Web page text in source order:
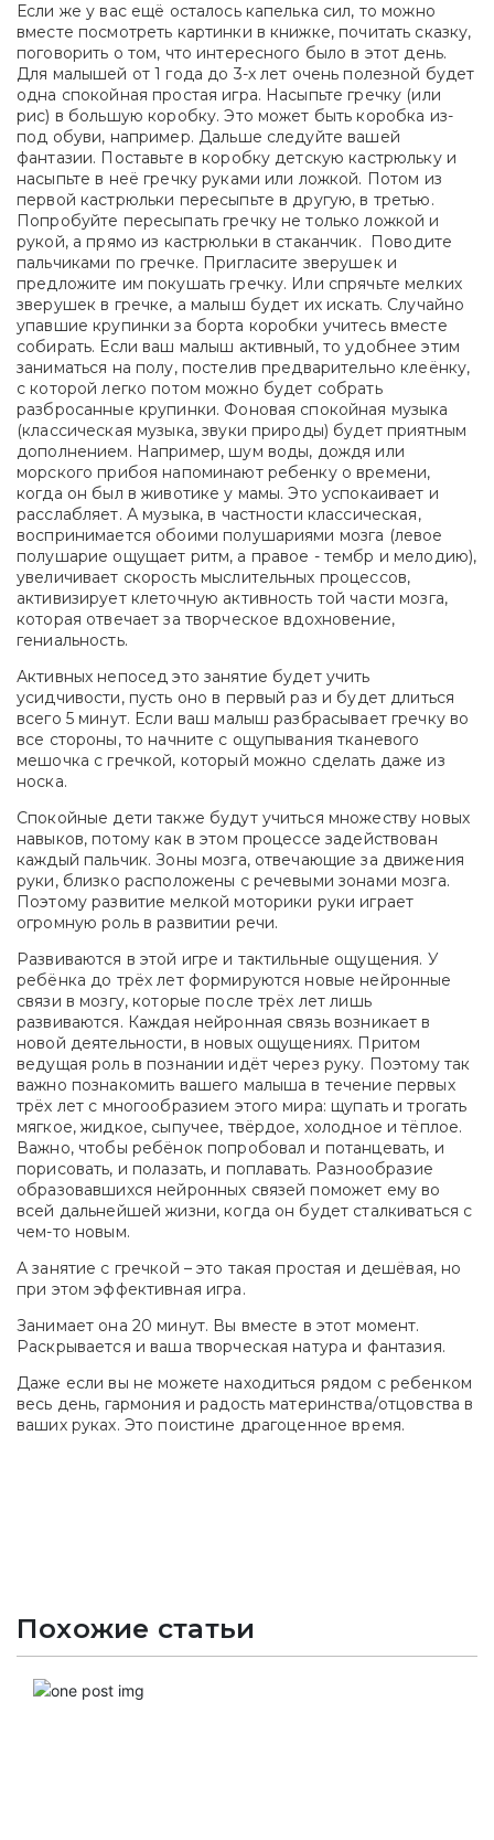
Если же у вас ещё осталось капелька сил, то можно
вместе посмотреть картинки в книжке, почитать сказку,
поговорить о том, что интересного было в этот день.
Для малышей от 1 года до 3-х лет очень полезной будет
одна спокойная простая игра. Насыпьте гречку (или
рис) в большую коробку. Это может быть коробка из-
под обуви, например. Дальше следуйте вашей
фантазии. Поставьте в коробку детскую кастрюльку и
насыпьте в неё гречку руками или ложкой. Потом из
первой кастрюльки пересыпьте в другую, в третью.
Попробуйте пересыпать гречку не только ложкой и
рукой, а прямо из кастрюльки в стаканчик. Поводите
пальчиками по гречке. Пригласите зверушек и
предложите им покушать гречку. Или спрячьте мелких
зверушек в гречке, а малыш будет их искать. Случайно
упавшие крупинки за борта коробки учитесь вместе
собирать. Если ваш малыш активный, то удобнее этим
заниматься на полу, постелив предварительно клеёнку,
с которой легко потом можно будет собрать
разбросанные крупинки. Фоновая спокойная музыка
(классическая музыка, звуки природы) будет приятным
дополнением. Например, шум воды, дождя или
морского прибоя напоминают ребенку о времени,
когда он был в животике у мамы. Это успокаивает и
расслабляет. А музыка, в частности классическая,
воспринимается обоими полушариями мозга (левое
полушарие ощущает ритм, а правое - тембр и мелодию),
увеличивает скорость мыслительных процессов,
активизирует клеточную активность той части мозга,
которая отвечает за творческое вдохновение,
гениальность.
Активных непосед это занятие будет учить
усидчивости, пусть оно в первый раз и будет длиться
всего 5 минут. Если ваш малыш разбрасывает гречку во
все стороны, то начните с ощупывания тканевого
мешочка с гречкой, который можно сделать даже из
носка.
Спокойные дети также будут учиться множеству новых
навыков, потому как в этом процессе задействован
каждый пальчик. Зоны мозга, отвечающие за движения
руки, близко расположены с речевыми зонами мозга.
Поэтому развитие мелкой моторики руки играет
огромную роль в развитии речи.
Развиваются в этой игре и тактильные ощущения. У
ребёнка до трёх лет формируются новые нейронные
связи в мозгу, которые после трёх лет лишь
развиваются. Каждая нейронная связь возникает в
новой деятельности, в новых ощущениях. Притом
ведущая роль в познании идёт через руку. Поэтому так
важно познакомить вашего малыша в течение первых
трёх лет с многообразием этого мира: щупать и трогать
мягкое, жидкое, сыпучее, твёрдое, холодное и тёплое.
Важно, чтобы ребёнок попробовал и потанцевать, и
порисовать, и полазать, и поплавать. Разнообразие
образовавшихся нейронных связей поможет ему во
всей дальнейшей жизни, когда он будет сталкиваться с
чем-то новым.
А занятие с гречкой – это такая простая и дешёвая, но
при этом эффективная игра.
Занимает она 20 минут. Вы вместе в этот момент.
Раскрывается и ваша творческая натура и фантазия.
Даже если вы не можете находиться рядом с ребенком
весь день, гармония и радость материнства/отцовства в
ваших руках. Это поистине драгоценное время.
Похожие статьи